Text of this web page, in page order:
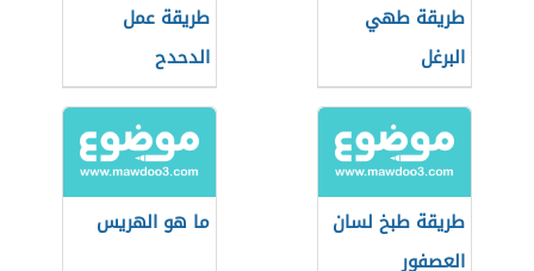
طريقة طهي
البرغل
طريقة عمل
الدحدح
طريقة طبخ لسان
العصفور
ما هو الهريس